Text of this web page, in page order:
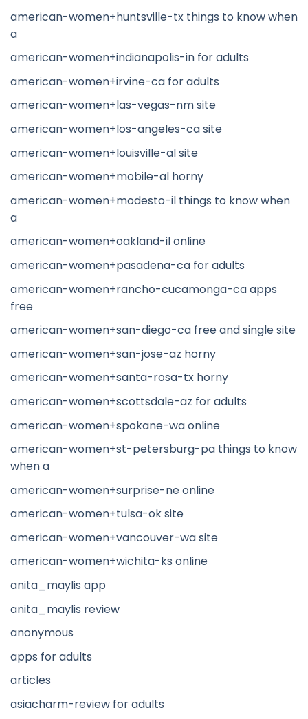
american-women+huntsville-tx things to know when
a
american-women+indianapolis-in for adults
american-women+irvine-ca for adults
american-women+las-vegas-nm site
american-women+los-angeles-ca site
american-women+louisville-al site
american-women+mobile-al horny
american-women+modesto-il things to know when
a
american-women+oakland-il online
american-women+pasadena-ca for adults
american-women+rancho-cucamonga-ca apps
free
american-women+san-diego-ca free and single site
american-women+san-jose-az horny
american-women+santa-rosa-tx horny
american-women+scottsdale-az for adults
american-women+spokane-wa online
american-women+st-petersburg-pa things to know
when a
american-women+surprise-ne online
american-women+tulsa-ok site
american-women+vancouver-wa site
american-women+wichita-ks online
anita_maylis app
anita_maylis review
anonymous
apps for adults
articles
asiacharm-review for adults